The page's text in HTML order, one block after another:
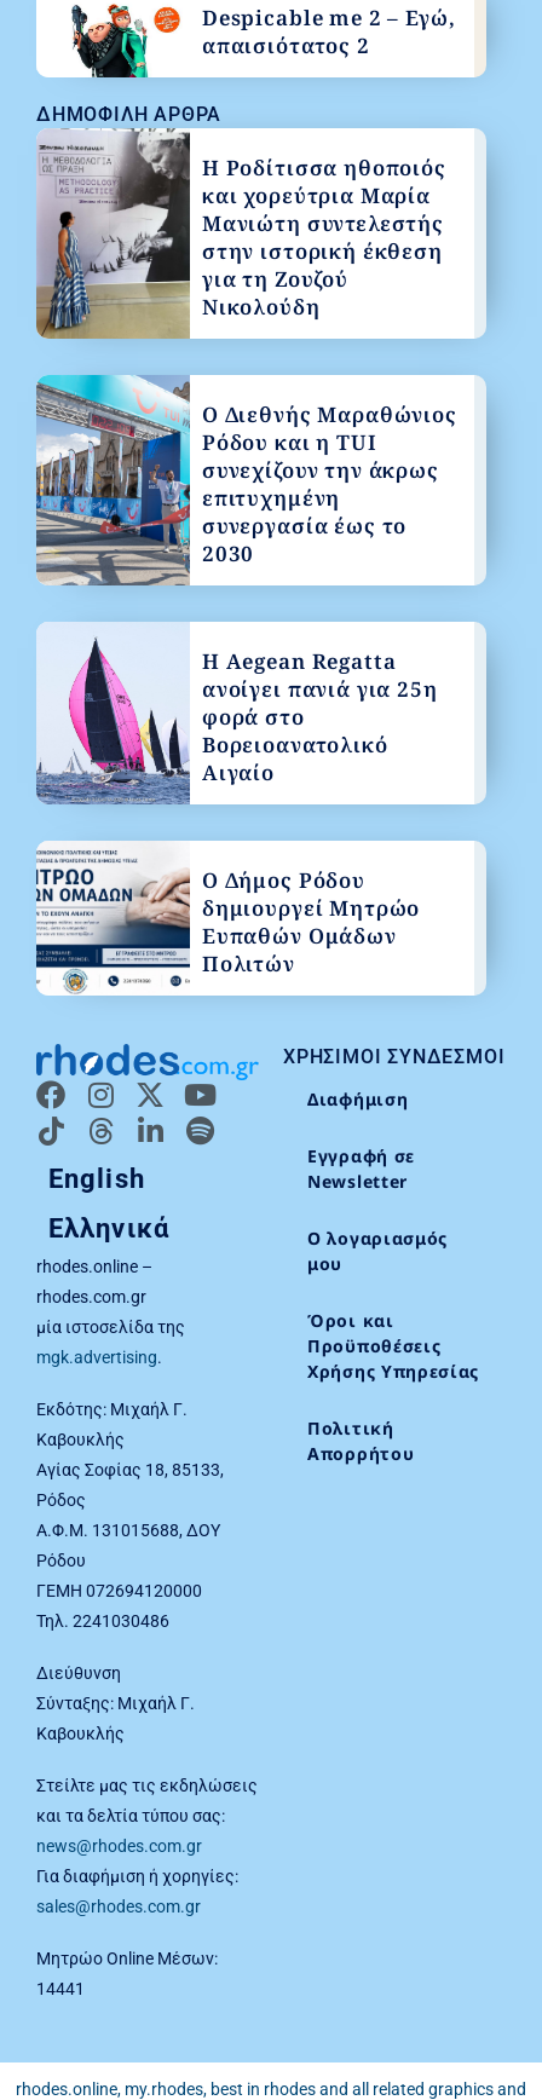
English
Ελληνικά
rhodes.online –
rhodes.com.gr
μία ιστοσελίδα της
mgk.advertising.
Εκδότης: Μιχαήλ Γ.
Καβουκλής
Αγίας Σοφίας 18, 85133,
Ρόδος
Α.Φ.Μ. 131015688, ΔΟΥ
Ρόδου
ΓΕΜΗ 072694120000
Τηλ. 2241030486
Διεύθυνση
Σύνταξης: Μιχαήλ Γ.
Καβουκλής
Στείλτε μας τις εκδηλώσεις
και τα δελτία τύπου σας:
news@rhodes.com.gr
Για διαφήμιση ή χορηγίες:
sales@rhodes.com.gr
Μητρώο Online Μέσων:
14441
ΧΡΉΣΙΜΟΙ ΣΎΝΔΕΣΜΟΙ
Διαφήμιση
Εγγραφή σε
Newsletter
Ο λογαριασμός
μου
Όροι και
Προϋποθέσεις
Χρήσης Υπηρεσίας
Πολιτική
Απορρήτου
ΔΗΜΟΦΙΛΉ ΆΡΘΡΑ
Η Ροδίτισσα ηθοποιός
και χορεύτρια Μαρία
Μανιώτη συντελεστής
στην ιστορική έκθεση
για τη Ζουζού
Νικολούδη
Ο Διεθνής Μαραθώνιος
Ρόδου και η TUI
συνεχίζουν την άκρως
επιτυχημένη
συνεργασία έως το
2030
Η Aegean Regatta
ανοίγει πανιά για 25η
φορά στο
Βορειοανατολικό
Αιγαίο
Ο Δήμος Ρόδου
δημιουργεί Μητρώο
Ευπαθών Ομάδων
Πολιτών
Despicable me 2 – Εγώ,
απαισιότατος 2
rhodes.online, my.rhodes, best in rhodes and all related graphics and